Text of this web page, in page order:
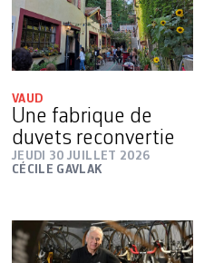
VAUD
Une fabrique de
duvets reconvertie
JEUDI 30 JUILLET 2026
CÉCILE GAVLAK